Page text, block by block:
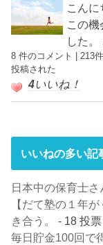
こん
この機
した。
8 件のコメント 213
投稿された
4いいね！
いいねの多い記
日本中の保育士さ
【だて塾の１年
き合う。
- 18 投票
毎日貯金100回で